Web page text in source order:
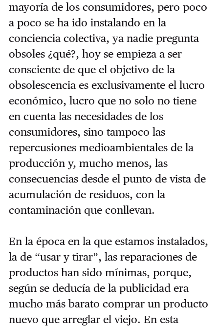
mayoría de los consumidores, pero poco
a poco se ha ido instalando en la
conciencia colectiva, ya nadie pregunta
obsoles ¿qué?, hoy se empieza a ser
consciente de que el objetivo de la
obsolescencia es exclusivamente el lucro
económico, lucro que no solo no tiene
en cuenta las necesidades de los
consumidores, sino tampoco las
repercusiones medioambientales de la
producción y, mucho menos, las
consecuencias desde el punto de vista de
acumulación de residuos, con la
contaminación que conllevan.
En la época en la que estamos instalados,
la de “usar y tirar”, las reparaciones de
productos han sido mínimas, porque,
según se deducía de la publicidad era
mucho más barato comprar un producto
nuevo que arreglar el viejo. En esta